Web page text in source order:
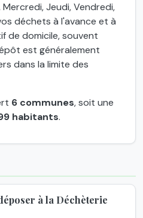
Jeudi, Vendredi,
déchets à l'avance et à
de domicile, souvent
est généralement
dans la limite des
6 communes, soit une
habitants.
à la Déchèterie